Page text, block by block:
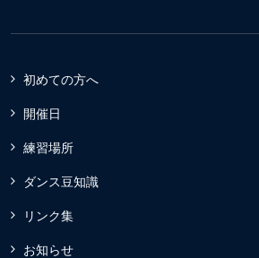
初めての方へ
開催日
練習場所
ダンス豆知識
リンク集
お知らせ